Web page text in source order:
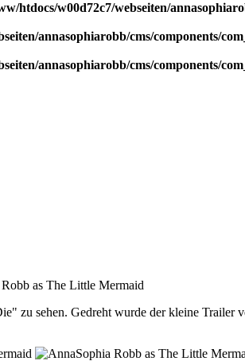
htdocs/w00d72c7/webseiten/
annasophiarobb/cms/components/
annasophiarobb/cms/components/
zu sehen. Gedreht wurde der kleine